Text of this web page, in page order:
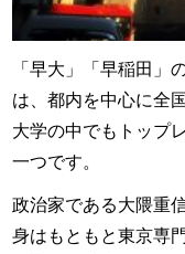
「早大」「早稲田」
は、都内を中心に全
大学の中でもトップ
一つです。
政治家である大隈重
身はもともと東京専